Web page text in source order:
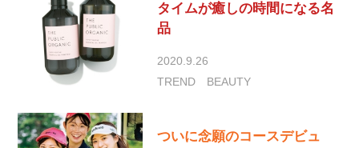
タイムが癒しの時間になる名
品
2020.9.26
TREND
BEAUTY
ついに念願のコースデビュ